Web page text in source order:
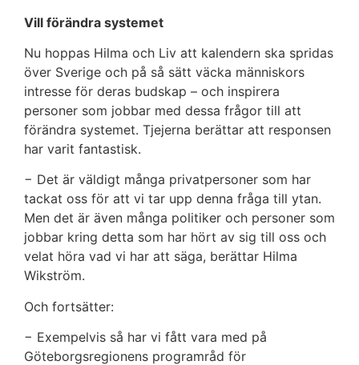
Vill förändra systemet
Nu hoppas Hilma och Liv att kalendern ska spridas
över Sverige och på så sätt väcka människors
intresse för deras budskap – och inspirera
personer som jobbar med dessa frågor till att
förändra systemet. Tjejerna berättar att responsen
har varit fantastisk.
− Det är väldigt många privatpersoner som har
tackat oss för att vi tar upp denna fråga till ytan.
Men det är även många politiker och personer som
jobbar kring detta som har hört av sig till oss och
velat höra vad vi har att säga, berättar Hilma
Wikström.
Och fortsätter:
− Exempelvis så har vi fått vara med på
Göteborgsregionens programråd för